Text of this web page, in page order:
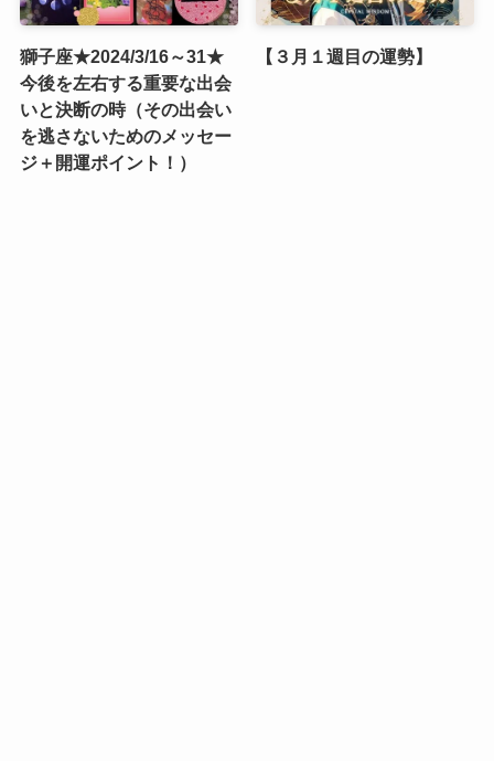
獅子座★2024/3/16～31★
今後を左右する重要な出会
いと決断の時（その出会い
を逃さないためのメッセー
ジ＋開運ポイント！）
【３月１週目の運勢】